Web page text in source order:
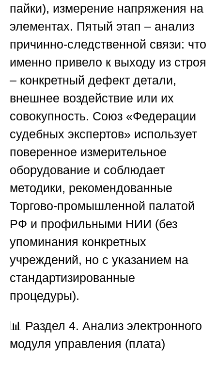
пайки), измерение напряжения на
элементах. Пятый этап – анализ
причинно-следственной связи: что
именно привело к выходу из строя
– конкретный дефект детали,
внешнее воздействие или их
совокупность. Союз «Федерации
судебных экспертов» использует
поверенное измерительное
оборудование и соблюдает
методики, рекомендованные
Торгово-промышленной палатой
РФ и профильными НИИ (без
упоминания конкретных
учреждений, но с указанием на
стандартизированные
процедуры).
📊 Раздел 4. Анализ электронного
модуля управления (плата)